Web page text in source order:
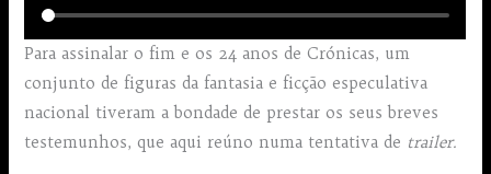
Para assinalar o fim e os 24 anos de Crónicas, um
conjunto de figuras da fantasia e ficção especulativa
nacional tiveram a bondade de prestar os seus breves
testemunhos, que aqui reúno numa tentativa de trailer.